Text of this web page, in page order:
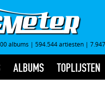
albums | 594.544 artiesten |
ALBUMS TOPLIJSTEN